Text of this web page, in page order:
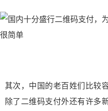
其次，中国的老百姓们比较
除了二维码支付外还有许多